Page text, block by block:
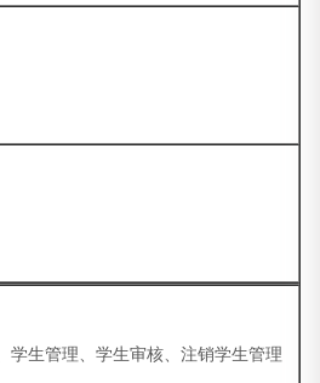
学生管理、学生审核、注销学生管理